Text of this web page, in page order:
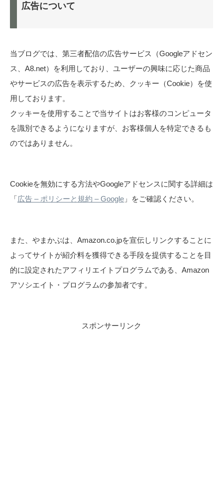
広告について
当ブログでは、第三者配信の広告サービス（Googleアドセン
ス、A8.net）を利用しており、ユーザーの興味に応じた商品
やサービスの広告を表示するため、クッキー（Cookie）を使
用しております。
クッキーを使用することで当サイトはお客様のコンピュータ
を識別できるようになりますが、お客様個人を特定できるも
のではありません。
Cookieを無効にする方法やGoogleアドセンスに関する詳細は
「 広告 – ポリシーと規約 – Google 」をご確認ください。
また、やまかぶは、Amazon.co.jpを宣伝しリンクすることに
よってサイトが紹介料を獲得できる手段を提供することを目
的に設定されたアフィリエイトプログラムである、Amazon
アソシエイト・プログラムの参加者です。
スポンサーリンク